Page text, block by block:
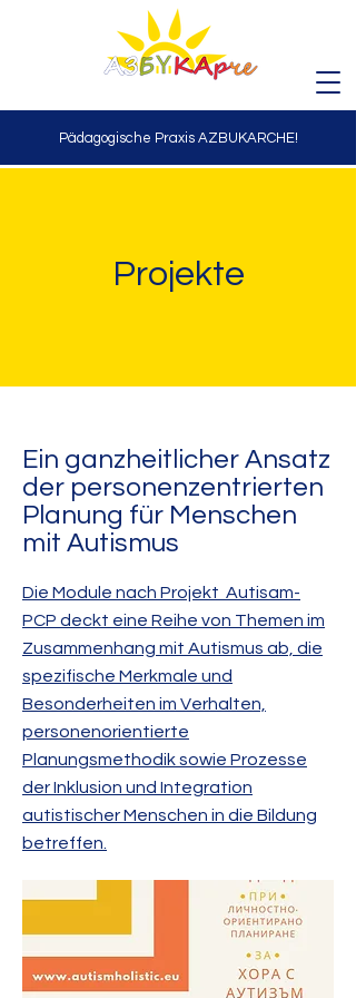
Pädagogische Praxis AZBUKARCHE!
Projekte
Ein ganzheitlicher Ansatz
der personenzentrierten
Planung für Menschen
mit Autismus
Die Module nach Projekt Autisam-
PCP deckt eine Reihe von Themen im
Zusammenhang mit Autismus ab, die
spezifische Merkmale und
Besonderheiten im Verhalten,
personenorientierte
Planungsmethodik sowie Prozesse
der Inklusion und Integration
autistischer Menschen in die Bildung
betreffen.